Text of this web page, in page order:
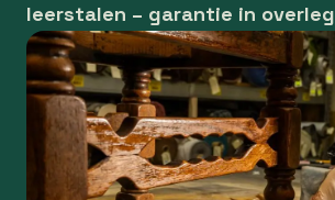
leerstalen – garantie in overleg